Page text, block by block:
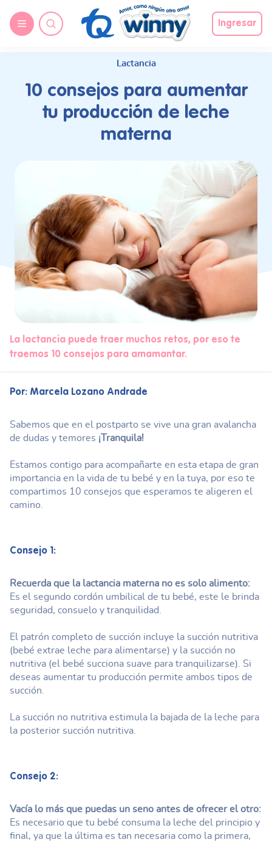
Ingresar
Lactancia
10 consejos para aumentar
tu producción de leche
materna
La lactancia puede traer muchos retos, por eso te
traemos 10 consejos para amamantar.
Por: Marcela Lozano Andrade
Sabemos que en el postparto se vive una gran avalancha
de dudas y temores ¡Tranquila!
Estamos contigo para acompañarte en esta etapa de gran
importancia en la vida de tu bebé y en la tuya, por eso te
compartimos 10 consejos que esperamos te aligeren el
camino.
Consejo 1:
Recuerda que la lactancia materna no es solo alimento:
Es el segundo cordón umbilical de tu bebé, este le brinda
seguridad, consuelo y tranquilidad.
El patrón completo de succión incluye la succión nutritiva
(bebé extrae leche para alimentarse) y la succión no
nutritiva (el bebé succiona suave para tranquilizarse). Si
deseas aumentar tu producción permite ambos tipos de
succión.
La succión no nutritiva estimula la bajada de la leche para
la posterior succión nutritiva.
Consejo 2:
Vacía lo más que puedas un seno antes de ofrecer el otro:
Es necesario que tu bebé consuma la leche del principio y
final, ya que la última es tan necesaria como la primera,